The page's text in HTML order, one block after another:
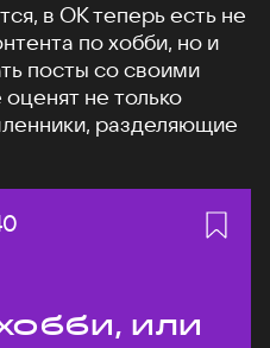
в ОК теперь есть не
по хобби, но и
посты со своими
не только
разделяющие
или